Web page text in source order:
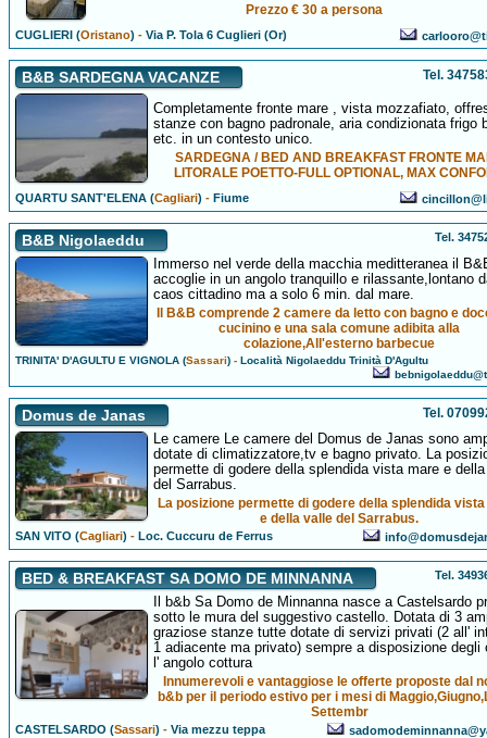
Prezzo € 30 a persona
CUGLIERI (Oristano) -Via P. Tola 6 Cuglieri (Or)
B&B SARDEGNA VACANZE Tel.
Completamente fronte mare , vista mozzafiato,
stanze con bagno padronale, aria condizionata frigo
etc. in un contesto unico.
SARDEGNA / BED AND BREAKFAST FRONTE
LITORALE POETTO-FULL OPTIONAL, MAX
QUARTU SANT'ELENA (Cagliari) -Fiume
B&B Nigolaeddu Tel.
Immerso nel verde della macchia meditteranea il
accoglie in un angolo tranquillo e rilassante,lontano
caos cittadino ma a solo 6 min. dal mare.
Il B&B comprende 2 camere da letto con bagno e
cucinino e una sala comune adibita alla
colazione,All'esterno barbecue
TRINITA' D'AGULTU E VIGNOLA (Sassari) -Località Nigolaeddu Trinità D'Agultu
Domus de Janas Tel.
Le camere Le camere del Domus de Janas sono
dotate di climatizzatore,tv e bagno privato. La
permette di godere della splendida vista mare e
del Sarrabus.
La posizione permette di godere della splendida
e della valle del Sarrabus.
SAN VITO (Cagliari) -Loc. Cuccuru de Ferrus
BED & BREAKFAST SA DOMO DE MINNANNA Tel.
Il b&b Sa Domo de Minnanna nasce a Castelsardo
sotto le mura del suggestivo castello. Dotata di 3
graziose stanze tutte dotate di servizi privati (2 all'
1 adiacente ma privato) sempre a disposizione degli
l' angolo cottura
Innumerevoli e vantaggiose le offerte proposte dal
b&b per il periodo estivo per i mesi di
Settembr
CASTELSARDO (Sassari) -Via mezzu teppa